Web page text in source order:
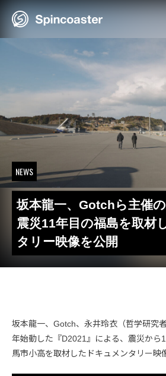
Skip
NEWS
坂本龍一、Gotchら主催
震災11年目の福島を取材
タリー映像を公開
坂本龍一、Gotch、永井玲衣（哲学研究
年始動した『D2021』による、震災から
馬市小高を取材したドキュメンタリー映